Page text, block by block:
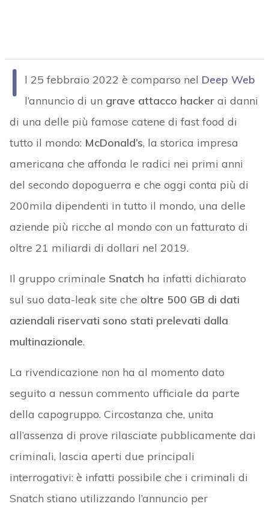
I l 25 febbraio 2022 è comparso nel Deep Web
l’annuncio di un grave attacco hackerai danni
di una delle più famose catene di fast food di
tutto il mondo: McDonald’s, la storica impresa
americana che affonda le radici nei primi anni
del secondo dopoguerra e che oggi conta più di
200mila dipendenti in tutto il mondo, una delle
aziende più ricche al mondo con un fatturato di
oltre 21 miliardi di dollari nel 2019.
Il gruppo criminale Snatch ha infatti dichiarato
sul suo data-leak site che oltre 500 GB di dati
aziendali riservati sono stati prelevati dalla
multinazionale.
La rivendicazione non ha al momento dato
seguito a nessun commento ufficiale da parte
della capogruppo. Circostanza che, unita
all’assenza di prove rilasciate pubblicamente dai
criminali, lascia aperti due principali
interrogativi: è infatti possibile che i criminali di
Snatch stiano utilizzando l’annuncio per